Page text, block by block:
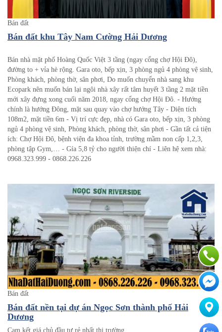
Bán đất
Bán đất khu Tây Nam Cường Hải Dương
Bán nhà mặt phố Hoàng Quốc Việt 3 tầng (ngay cổng chợ Hội Đô),
đường to + vỉa hè rộng. Gara oto, bếp xịn, 3 phòng ngủ 4 phòng vệ sinh,
Phòng khách, phòng thờ, sân phơi, Do muốn chuyển nhà sang khu
Ecopark nên muốn bán lại ngôi nhà xây rất tâm huyết 3 tầng 2 mặt tiền
mới xây đựng xong cuối năm 2018, ngay cổng chợ Hội Đô. - Hướng
chính là hướng Đông, mặt sau quay vào chợ hướng Tây - Diện tích
108m2, mặt tiền 6m - Vị trí cực đẹp, nhà có Gara oto, bếp xịn, 3 phòng
ngủ 4 phòng vệ sinh, Phòng khách, phòng thờ, sân phơi - Gần tất cả tiện
ích: Chợ Hội Đô, bệnh viện đa khoa tỉnh, trường mầm non cấp 1,2,3,
phòng tập Gym,… - Gía 5,8 tỷ cho người thiện chí - Liên hệ xem nhà:
0968.323.999 - 0868.226.226
Bán đất
Bán đất nền tại dự án Ngọc Sơn thành phố Hải
Dương
Cam kết giá chủ đầu tư rẻ nhất thị trường.